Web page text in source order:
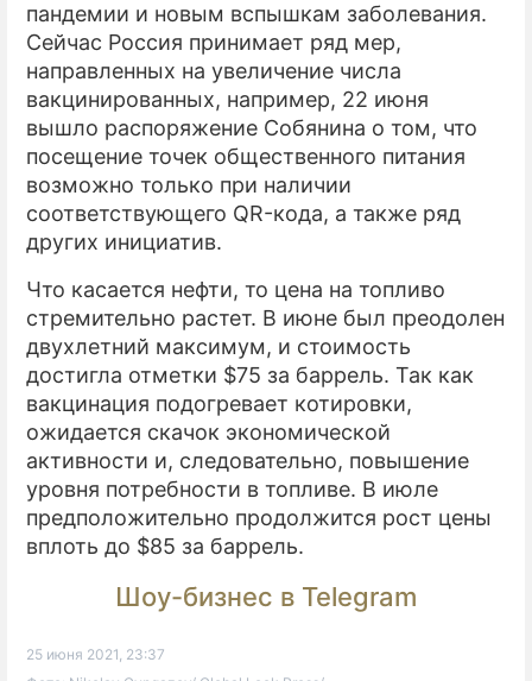
пандемии и новым вспышкам заболевания.
Сейчас Россия принимает ряд мер,
направленных на увеличение числа
вакцинированных, например, 22 июня
вышло распоряжение Собянина о том, что
посещение точек общественного питания
возможно только при наличии
соответствующего QR-кода, а также ряд
других инициатив.
Что касается нефти, то цена на топливо
стремительно растет. В июне был преодолен
двухлетний максимум, и стоимость
достигла отметки $75 за баррель. Так как
вакцинация подогревает котировки,
ожидается скачок экономической
активности и, следовательно, повышение
уровня потребности в топливе. В июле
предположительно продолжится рост цены
вплоть до $85 за баррель.
Шоу-бизнес в Telegram
25 июня 2021, 23:37